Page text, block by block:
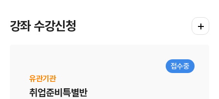
강좌 수강신청
접수중
유관기관
취업준비특별반
강좌 수